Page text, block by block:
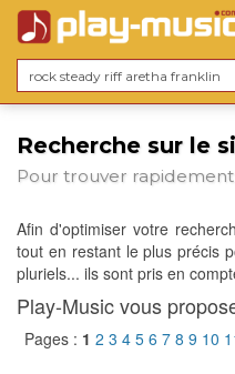
Recherche sur le
Pour trouver
Afin d'optimiser votre
tout en restant le plus précis
pluriels... ils sont pris en
Play-Music vous
Pages : 1 2 3 4 5 6 7 8 9 10